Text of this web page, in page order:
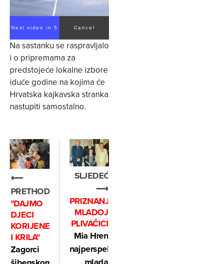
Next video in 5 Cancel
Na sastanku se raspravljalo
i o pripremama za
predstojeće lokalne izbore
iduće godine na kojima će
Hrvatska kajkavska stranka
nastupiti samostalno.
⟵
PRETHODNO
"DAJMO
DJECI
KORIJENE
I KRILA"
Zagorci
SLJEDEĆE
⟶
PRIZNANJE
MLADOJ
PLIVAČICI
Mia Hren
najperspektivnija